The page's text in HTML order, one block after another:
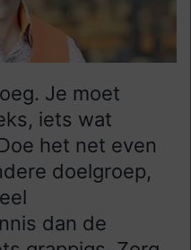
Je moet
iets wat
het net even
doelgroep,
dan de